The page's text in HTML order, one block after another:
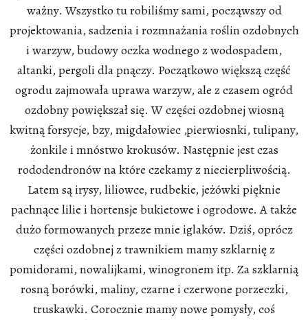
ważny. Wszystko tu robiliśmy sami, począwszy od
projektowania, sadzenia i rozmnażania roślin ozdobnych
i warzyw, budowy oczka wodnego z wodospadem,
altanki, pergoli dla pnączy. Początkowo większą część
ogrodu zajmowała uprawa warzyw, ale z czasem ogród
ozdobny powiększał się. W części ozdobnej wiosną
kwitną forsycje, bzy, migdałowiec ,pierwiosnki, tulipany,
żonkile i mnóstwo krokusów. Następnie jest czas
rododendronów na które czekamy z niecierpliwością.
Latem są irysy, liliowce, rudbekie, jeżówki pięknie
pachnące lilie i hortensje bukietowe i ogrodowe. A także
dużo formowanych przeze mnie iglaków. Dziś, oprócz
części ozdobnej z trawnikiem mamy szklarnię z
pomidorami, nowalijkami, winogronem itp. Za szklarnią
rosną borówki, maliny, czarne i czerwone porzeczki,
truskawki. Corocznie mamy nowe pomysły, coś